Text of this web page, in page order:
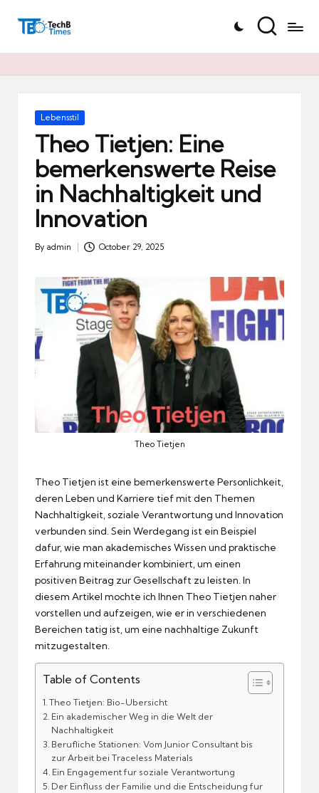
T
h
Posted
Lebensstil
Theo Tietjen: Eine
bemerkenswerte Reise
in Nachhaltigkeit und
Innovation
Posted
By admin October 29, 2025
Theo Tietjen
Theo Tietjen ist eine bemerkenswerte Personlichkeit,
deren Leben und Karriere tief mit den Themen
Nachhaltigkeit, soziale Verantwortung und Innovation
verbunden sind. Sein Werdegang ist ein Beispiel
dafur, wie man akademisches Wissen und praktische
Erfahrung miteinander kombiniert, um einen
positiven Beitrag zur Gesellschaft zu leisten. In
diesem Artikel mochte ich Ihnen Theo Tietjen naher
vorstellen und aufzeigen, wie er in verschiedenen
Bereichen tatig ist, um eine nachhaltige Zukunft
mitzugestalten.
Table of Contents
Theo Tietjen: Bio-Ubersicht
Ein akademischer Weg in die Welt der
Nachhaltigkeit
Berufliche Stationen: Vom Junior Consultant bis
zur Arbeit bei Traceless Materials
Ein Engagement fur soziale Verantwortung
Der Einfluss der Familie und die Entscheidung fur